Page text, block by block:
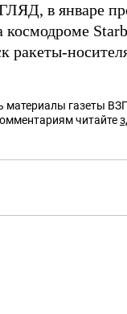
в январе
ракеты-
материалы газеты
читайте